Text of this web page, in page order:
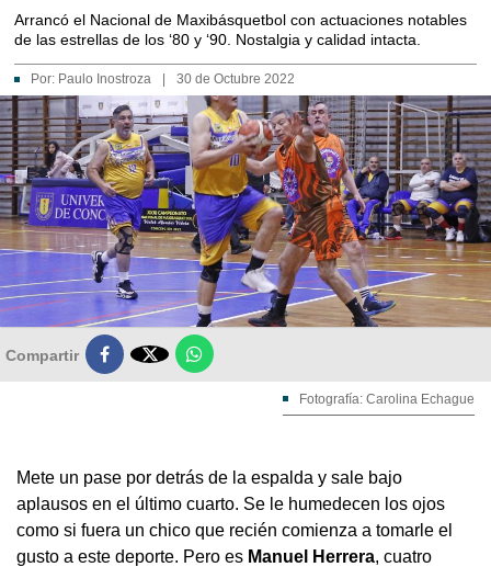
Arrancó el Nacional de Maxibásquetbol con actuaciones notables
de las estrellas de los ‘80 y ‘90. Nostalgia y calidad intacta.
Por: Paulo Inostroza 30 de Octubre 2022
Compartir 
Fotografía: Carolina Echague
Mete un pase por detrás de la espalda y sale bajo
aplausos en el último cuarto. Se le humedecen los ojos
como si fuera un chico que recién comienza a tomarle el
gusto a este deporte. Pero es Manuel Herrera, cuatro